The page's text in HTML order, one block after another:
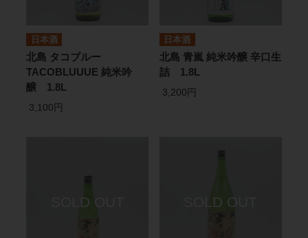
日本酒
北島 タコブルー
TACOBLUUUE 純米吟
醸 1.8L
3,100円
日本酒
北島 青嵐 純米吟醸 辛口生
詰 1.8L
3,200円